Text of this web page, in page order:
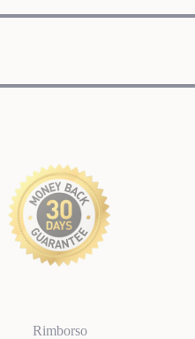
Rimborso